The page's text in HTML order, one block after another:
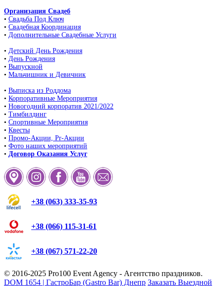
Организация Свадеб
• Свадьба Под Ключ
• Свадебная Координация
• Дополнительные Свадебные Услуги
• Детский День Рождения
• День Рождения
• Выпускной
• Мальчишник и Девичник
• Выписка из Роддома
• Корпоративные Мероприятия
• Новогодний корпоратив 2021/2022
• Тимбилдинг
• Спортивные Мероприятия
• Квесты
• Промо-Акции, Pr-Акции
• Фото наших мероприятий
• Договор Оказания Услуг
+38 (063) 333-35-93
+38 (066) 115-31-61
+38 (067) 571-22-20
© 2016-2025 Pro100 Event Agency - Агентство праздников.
DOM 1654 | ГастроБар (Gastro Bar) Днепр Заказать Выездной